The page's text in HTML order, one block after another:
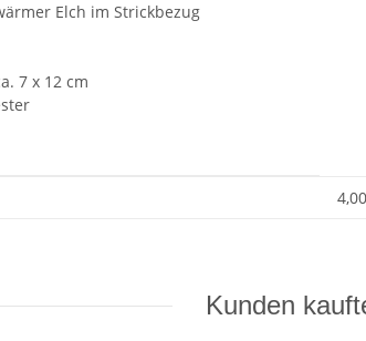
Elch im Strickbezug
7 x 12 cm
Kunden